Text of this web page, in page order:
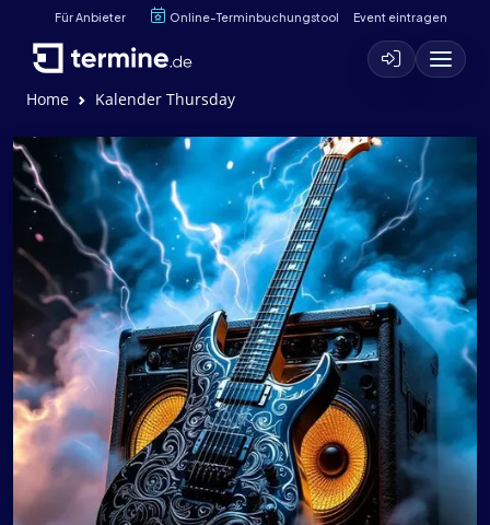
Für Anbieter Online-Terminbuchungstool Event eintragen
Home Kalender Thursday